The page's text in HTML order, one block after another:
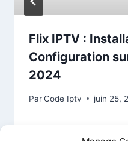
Flix IPTV :
Configuration
2024
ParCode Iptv juin 25,